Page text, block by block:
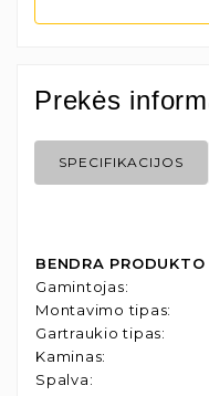
Prekės
SPECIFIKACIJOS
BENDRA
Gamintojas:
Montavimo tipas:
Gartraukio tipas:
Kaminas:
Spalva: